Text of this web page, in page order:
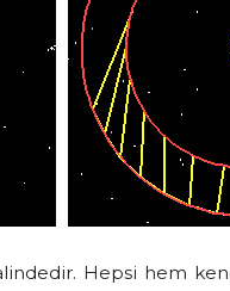
Hepsi hem